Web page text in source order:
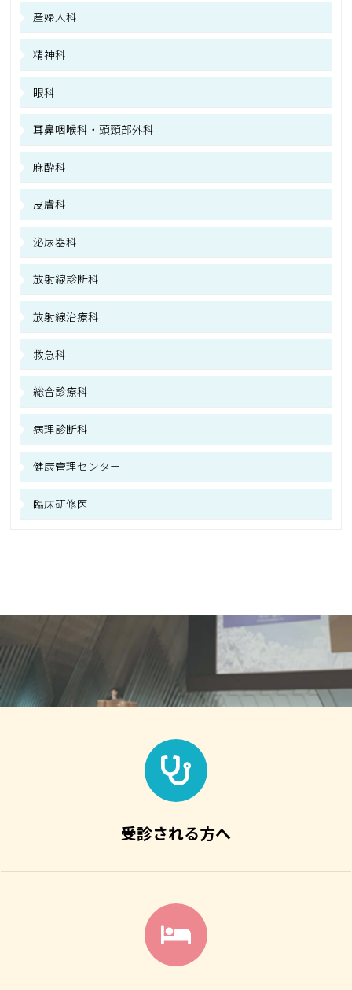
産婦人科
精神科
眼科
耳鼻咽喉科・頭頸部外科
麻酔科
皮膚科
泌尿器科
放射線診断科
放射線治療科
救急科
総合診療科
病理診断科
健康管理センター
臨床研修医
受診される方へ